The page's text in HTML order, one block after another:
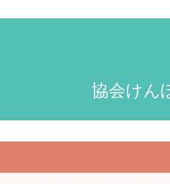
協会けん